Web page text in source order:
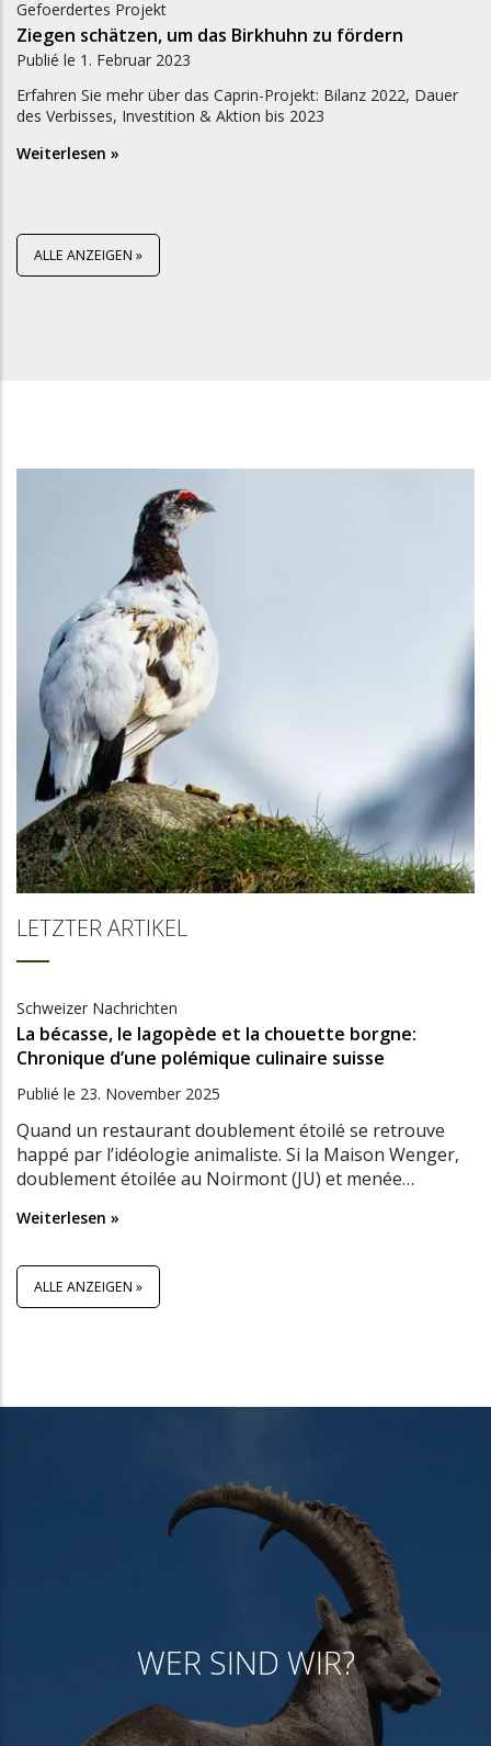
Gefoerdertes Projekt
Ziegen schätzen, um das Birkhuhn zu fördern
Publié le 1. Februar 2023
Erfahren Sie mehr über das Caprin-Projekt: Bilanz 2022, Dauer
des Verbisses, Investition & Aktion bis 2023
Weiterlesen »
ALLE ANZEIGEN »
LETZTER ARTIKEL
Schweizer Nachrichten
La bécasse, le lagopède et la chouette borgne:
Chronique d’une polémique culinaire suisse
Publié le 23. November 2025
Quand un restaurant doublement étoilé se retrouve
happé par l’idéologie animaliste. Si la Maison Wenger,
doublement étoilée au Noirmont (JU) et menée…
Weiterlesen »
ALLE ANZEIGEN »
WER SIND WIR?